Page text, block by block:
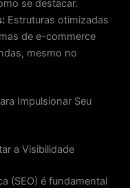
se destacar.
Estruturas otimizadas
de e-commerce
mesmo no
Impulsionar Seu
a Visibilidade
(SEO) é fundamental